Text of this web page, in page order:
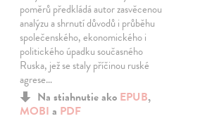
poměrů předkládá autor zasvěcenou
analýzu a shrnutí důvodů i průběhu
společenského, ekonomického i
politického úpadku současného
Ruska, jež se staly příčinou ruské
agrese…
Na stiahnutie ako EPUB,
MOBI a PDF